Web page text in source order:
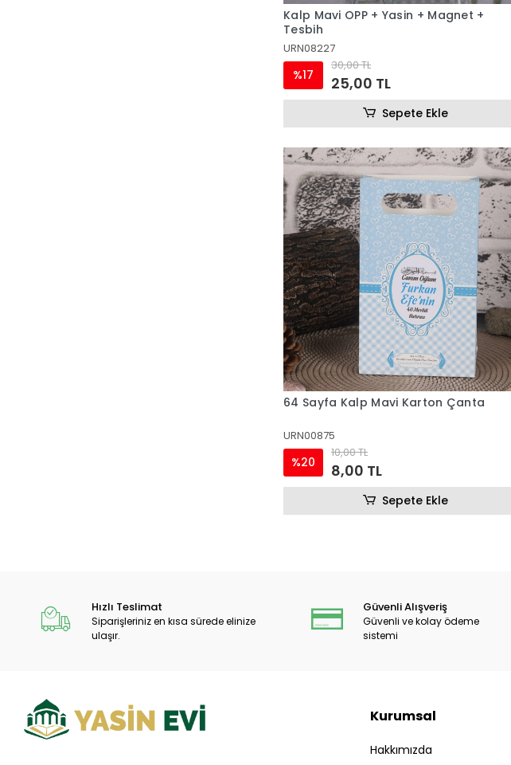
Kalp Mavi OPP + Yasin + Magnet +
Tesbih
URN08227
%17
30,00 TL
25,00 TL
Sepete Ekle
64 Sayfa Kalp Mavi Karton Çanta
URN00875
%20
10,00 TL
8,00 TL
Sepete Ekle
Hızlı Teslimat
Siparişleriniz en kısa sürede elinize
ulaşır.
Güvenli Alışveriş
Güvenli ve kolay ödeme
sistemi
Kurumsal
Hakkımızda